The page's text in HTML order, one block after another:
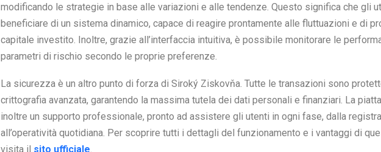
modificando le strategie in base alle variazioni e alle tendenze. Questo significa che gli
beneficiare di un sistema dinamico, capace di reagire prontamente alle fluttuazioni e di
capitale investito. Inoltre, grazie all’interfaccia intuitiva, è possibile monitorare le
parametri di rischio secondo le proprie preferenze.
La sicurezza è un altro punto di forza di Siroký Ziskovňa. Tutte le transazioni sono
crittografia avanzata, garantendo la massima tutela dei dati personali e finanziari. La
inoltre un supporto professionale, pronto ad assistere gli utenti in ogni fase, dalla
all’operatività quotidiana. Per scoprire tutti i dettagli del funzionamento e i vantaggi di
visita il sito ufficiale